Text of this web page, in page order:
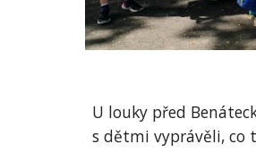
U louky před
s dětmi vyprávěli, co